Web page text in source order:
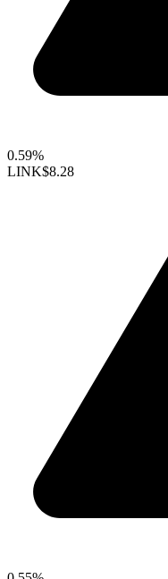
0.59%
LINK$8.28